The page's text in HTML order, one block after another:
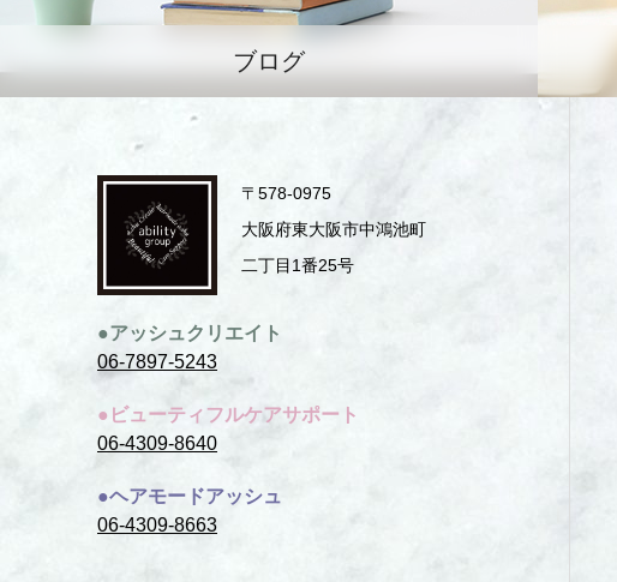
ブログ
〒578-0975
⼤阪府東⼤阪市中鴻池町
⼆丁⽬1番25号
●アッシュクリエイト
06-7897-5243
●ビューティフルケアサポート
06-4309-8640
●ヘアモードアッシュ
06-4309-8663